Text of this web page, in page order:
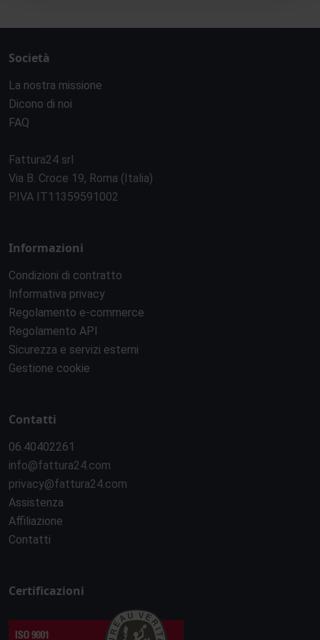
Società
La nostra missione
Dicono di noi
FAQ
Fattura24 srl
Via B. Croce 19, Roma (Italia)
P.IVA IT11359591002
Informazioni
Condizioni di contratto
Informativa privacy
Regolamento e-commerce
Regolamento API
Sicurezza e servizi esterni
Gestione cookie
Contatti
06.40402261
info@fattura24.com
privacy@fattura24.com
Assistenza
Affiliazione
Contatti
Certificazioni